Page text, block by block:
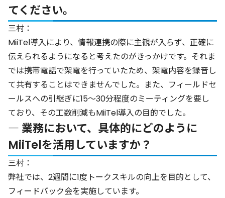
てください。
三村：
MiiTel導入により、情報連携の際に主観が入らず、正確に
伝えられるようになると考えたのがきっかけです。それま
では携帯電話で架電を行っていたため、架電内容を録音し
て共有することはできませんでした。また、フィールドセ
ールスへの引継ぎに15〜30分程度のミーティングを要し
ており、その工数削減もMiiTel導入の目的でした。
― 業務において、具体的にどのように
MiiTelを活用していますか？
三村：
弊社では、2週間に1度トークスキルの向上を目的として、
フィードバック会を実施しています。